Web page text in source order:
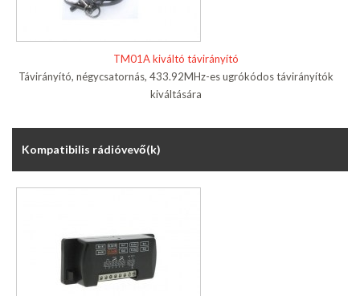
TM01A kiváltó távirányító
Távirányító, négycsatornás, 433.92MHz-es ugrókódos távirányítók
kiváltására
Kompatibilis rádióvevő(k)